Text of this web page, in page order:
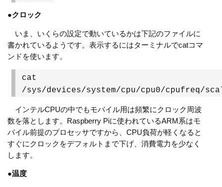
●クロック
いま、いくらの設定で動いているかは下記のファイルに
書かれているようです。表示するにはターミナルでcatコマ
ンドを使います。
cat
/sys/devices/system/cpu/cpu0/cpufreq/
インテルCPUの中でもモバイル用は頻繁にクロック周波
数を落とします。Raspberry Piに使われているARM系はモ
バイル前提のプロセッサですから、CPU負荷が軽くなると
すぐにクロックをデフォルトまで下げ、消費電力を少なく
します。
●温度